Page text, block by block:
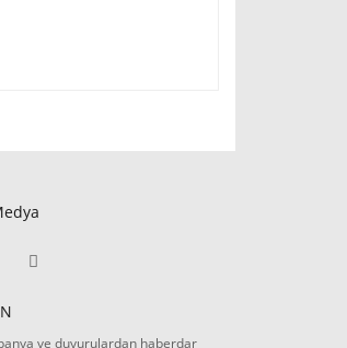
ve duyurulardan haberdar